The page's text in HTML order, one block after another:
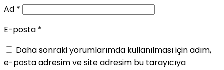
Ad *
E-posta *
Daha sonraki yorumlarımda kullanılması için adım,
e-posta adresim ve site adresim bu tarayıcıya